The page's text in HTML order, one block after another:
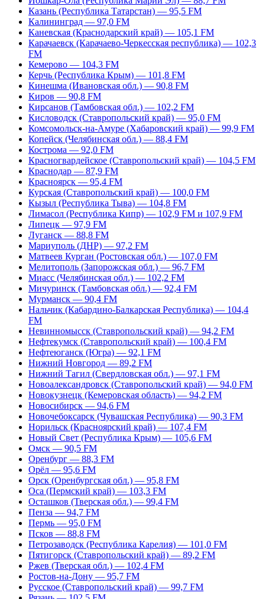
Казань (Республика Татарстан) — 95,5 FM
Калининград — 97,0 FM
Каневская (Краснодарский край) — 105,1 FM
Карачаевск (Карачаево-Черкесская республика) — 102,3
FM
Кемерово — 104,3 FM
Керчь (Республика Крым) — 101,8 FM
Кинешма (Ивановская обл.) — 90,8 FM
Киров — 90,8 FM
Кирсанов (Тамбовская обл.) — 102,2 FM
Кисловодск (Ставропольский край) — 95,0 FM
Комсомольск-на-Амуре (Хабаровский край) — 99,9 FM
Копейск (Челябинская обл.) — 88,4 FM
Кострома — 92,0 FM
Красногвардейское (Ставропольский край) — 104,5 FM
Краснодар — 87,9 FM
Красноярск — 95,4 FM
Курская (Ставропольский край) — 100,0 FM
Кызыл (Республика Тыва) — 104,8 FM
Лимасол (Республика Кипр) — 102,9 FM и 107,9 FM
Липецк — 97,9 FM
Луганск — 88,8 FM
Мариуполь (ДНР) — 97,2 FM
Матвеев Курган (Ростовская обл.) — 107,0 FM
Мелитополь (Запорожская обл.) — 96,7 FM
Миасс (Челябинская обл.) — 102,2 FM
Мичуринск (Тамбовская обл.) — 92,4 FM
Мурманск — 90,4 FM
Нальчик (Кабардино-Балкарская Республика) — 104,4
FM
Невинномысск (Ставропольский край) — 94,2 FM
Нефтекумск (Ставропольский край) — 100,4 FM
Нефтеюганск (Югра) — 92,1 FM
Нижний Новгород — 89,2 FM
Нижний Тагил (Свердловская обл.) — 97,1 FM
Новоалександровск (Ставропольский край) — 94,0 FM
Новокузнецк (Кемеровская область) — 94,2 FM
Новосибирск — 94,6 FM
Новочебоксарск (Чувашская Республика) — 90,3 FM
Норильск (Красноярский край) — 107,4 FM
Новый Свет (Республика Крым) — 105,6 FM
Омск — 90,5 FM
Оренбург — 88,3 FM
Орёл — 95,6 FM
Орск (Оренбургская обл.) — 95,8 FM
Оса (Пермский край) — 103,3 FM
Осташков (Тверская обл.) — 99,4 FM
Пенза — 94,7 FM
Пермь — 95,0 FM
Псков — 88,8 FM
Петрозаводск (Республика Карелия) — 101,0 FM
Пятигорск (Ставропольский край) — 89,2 FM
Ржев (Тверская обл.) — 102,4 FM
Ростов-на-Дону — 95,7 FM
Русское (Ставропольский край) — 99,7 FM